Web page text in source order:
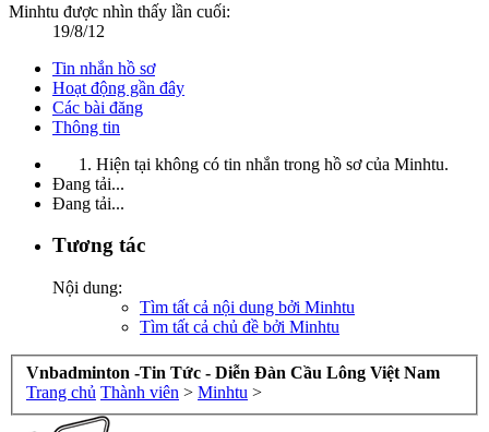
Minhtu được nhìn thấy lần cuối:
19/8/12
Tin nhắn hồ sơ
Hoạt động gần đây
Các bài đăng
Thông tin
Hiện tại không có tin nhắn trong hồ sơ của Minhtu.
Đang tải...
Đang tải...
Tương tác
Nội dung:
Tìm tất cả nội dung bởi Minhtu
Tìm tất cả chủ đề bởi Minhtu
Vnbadminton -Tin Tức - Diễn Đàn Cầu Lông Việt Nam
Trang chủ Thành viên > Minhtu >